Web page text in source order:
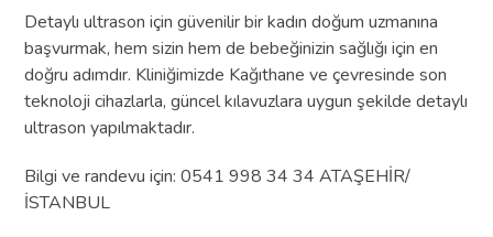
Detaylı ultrason için güvenilir bir kadın doğum uzmanına
başvurmak, hem sizin hem de bebeğinizin sağlığı için en
doğru adımdır. Kliniğimizde Kağıthane ve çevresinde son
teknoloji cihazlarla, güncel kılavuzlara uygun şekilde detaylı
ultrason yapılmaktadır.
Bilgi ve randevu için: 0541 998 34 34 ATAŞEHİR/
İSTANBUL